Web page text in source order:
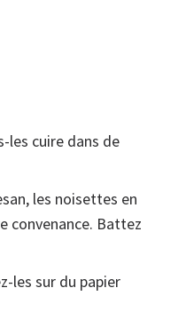
les cuire dans de
les noisettes en
convenance. Battez
les sur du papier